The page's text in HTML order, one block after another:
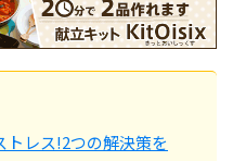
トレス!2つの解決策を